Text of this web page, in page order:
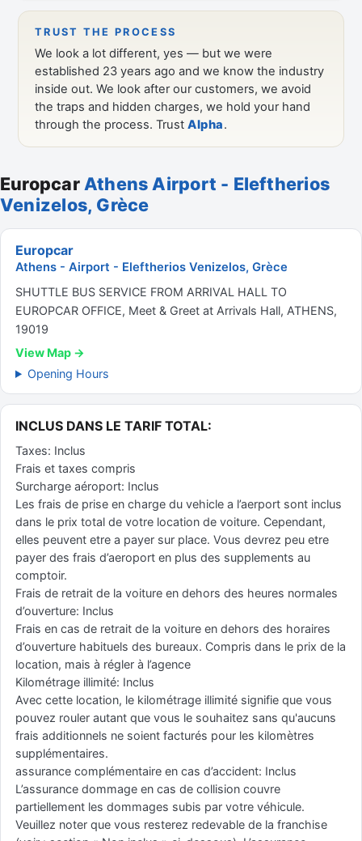
Europcar Athens Airport - Eleftherios
Venizelos, Grèce
Europcar
Athens - Airport - Eleftherios Venizelos, Grèce
SHUTTLE BUS SERVICE FROM ARRIVAL HALL TO
EUROPCAR OFFICE, Meet & Greet at Arrivals Hall, ATHENS,
19019
View Map →
Opening Hours
INCLUS DANS LE TARIF TOTAL:
Taxes: Inclus
Frais et taxes compris
Surcharge aéroport: Inclus
Les frais de prise en charge du vehicle a l’aerport sont inclus
dans le prix total de votre location de voiture. Cependant,
elles peuvent etre a payer sur place. Vous devrez peu etre
payer des frais d’aeroport en plus des supplements au
comptoir.
Frais de retrait de la voiture en dehors des heures normales
d’ouverture: Inclus
Frais en cas de retrait de la voiture en dehors des horaires
d’ouverture habituels des bureaux. Compris dans le prix de la
location, mais à régler à l’agence
Kilométrage illimité: Inclus
Avec cette location, le kilométrage illimité signifie que vous
pouvez rouler autant que vous le souhaitez sans qu'aucuns
frais additionnels ne soient facturés pour les kilomètres
supplémentaires.
assurance complémentaire en cas d’accident: Inclus
L’assurance dommage en cas de collision couvre
partiellement les dommages subis par votre véhicule.
Veuillez noter que vous resterez redevable de la franchise